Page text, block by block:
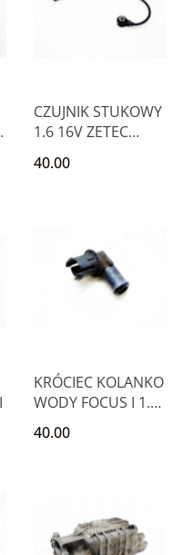
CZUJNIK STUKOWY
1.6 16V ZETEC
FIESTA
40.00
KRÓCIEC KOLANKO
WODY FOCUS I 1.6
16V PUMA FIESTA
40.00